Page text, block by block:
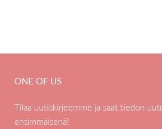
ONE OF US
Tilaa uutiskirjeemme ja saat tiedon
ensimmäisenä!